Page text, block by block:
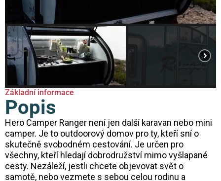
Základní informace
Popis
Hero Camper Ranger není jen další karavan nebo mini
camper. Je to outdoorový domov pro ty, kteří sní o
skutečně svobodném cestování. Je určen pro
všechny, kteří hledají dobrodružství mimo vyšlapané
cesty. Nezáleží, jestli chcete objevovat svět o
samotě, nebo vezmete s sebou celou rodinu a